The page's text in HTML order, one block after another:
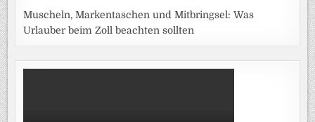
Muscheln, Markentaschen und Mitbringsel: Was
Urlauber beim Zoll beachten sollten